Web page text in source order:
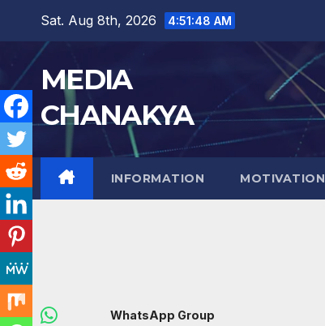
Sat. Aug 8th, 2026 4:51:49 AM
MEDIA
CHANAKYA
INFORMATION MOTIVATION
WhatsApp Group